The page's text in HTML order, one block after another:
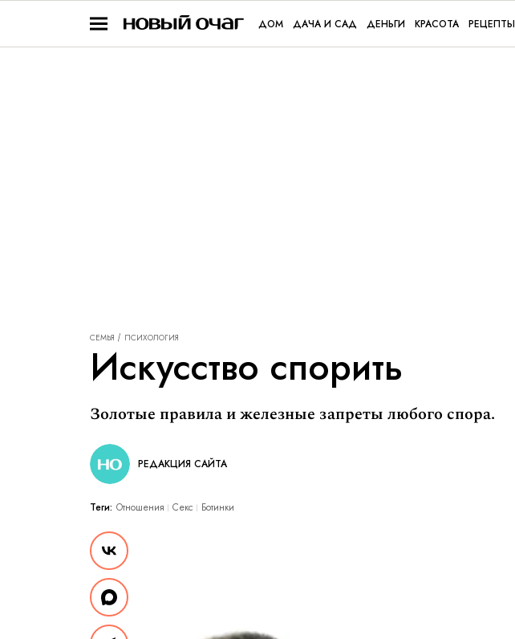
ДОМ ДАЧА И САД ДЕНЬГИ КРАСОТА РЕЦЕПТЫ
СЕМЬЯ ПСИХОЛОГИЯ
Искусство спорить
Золотые правила и железные запреты любого спора.
РЕДАКЦИЯ САЙТА
Теги: Отношения Секс Ботинки